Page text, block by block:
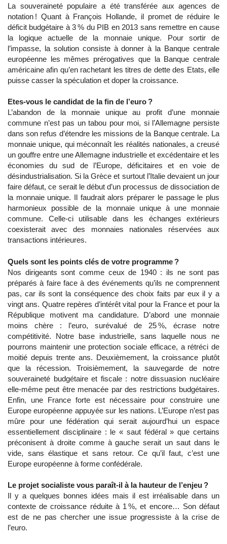
La souveraineté populaire a été transférée aux agences de
notation ! Quant à François Hollande, il promet de réduire le
déficit budgétaire à 3 % du PIB en 2013 sans remettre en cause
la logique actuelle de la monnaie unique. Pour sortir de
l’impasse, la solution consiste à donner à la Banque centrale
européenne les mêmes prérogatives que la Banque centrale
américaine afin qu’en rachetant les titres de dette des Etats, elle
puisse casser la spéculation et doper la croissance.
Etes-vous le candidat de la fin de l’euro ?
L’abandon de la monnaie unique au profit d’une monnaie
commune n’est pas un tabou pour moi, si l’Allemagne persiste
dans son refus d’étendre les missions de la Banque centrale. La
monnaie unique, qui méconnaît les réalités nationales, a creusé
un gouffre entre une Allemagne industrielle et excédentaire et les
économies du sud de l’Europe, déficitaires et en voie de
désindustrialisation. Si la Grèce et surtout l’Italie devaient un jour
faire défaut, ce serait le début d’un processus de dissociation de
la monnaie unique. Il faudrait alors préparer le passage le plus
harmonieux possible de la monnaie unique à une monnaie
commune. Celle-ci utilisable dans les échanges extérieurs
coexisterait avec des monnaies nationales réservées aux
transactions intérieures.
Quels sont les points clés de votre programme ?
Nos dirigeants sont comme ceux de 1940 : ils ne sont pas
préparés à faire face à des événements qu’ils ne comprennent
pas, car ils sont la conséquence des choix faits par eux il y a
vingt ans. Quatre repères d’intérêt vital pour la France et pour la
République motivent ma candidature. D’abord une monnaie
moins chère : l’euro, surévalué de 25 %, écrase notre
compétitivité. Notre base industrielle, sans laquelle nous ne
pourrons maintenir une protection sociale efficace, a rétréci de
moitié depuis trente ans. Deuxièmement, la croissance plutôt
que la récession. Troisièmement, la sauvegarde de notre
souveraineté budgétaire et fiscale : notre dissuasion nucléaire
elle-même peut être menacée par des restrictions budgétaires.
Enfin, une France forte est nécessaire pour construire une
Europe européenne appuyée sur les nations. L’Europe n’est pas
mûre pour une fédération qui serait aujourd’hui un espace
essentiellement disciplinaire : le « saut fédéral » que certains
préconisent à droite comme à gauche serait un saut dans le
vide, sans élastique et sans retour. Ce qu’il faut, c’est une
Europe européenne à forme confédérale.
Le projet socialiste vous paraît-il à la hauteur de l’enjeu ?
Il y a quelques bonnes idées mais il est irréalisable dans un
contexte de croissance réduite à 1 %, et encore… Son défaut
est de ne pas chercher une issue progressiste à la crise de
l’euro.